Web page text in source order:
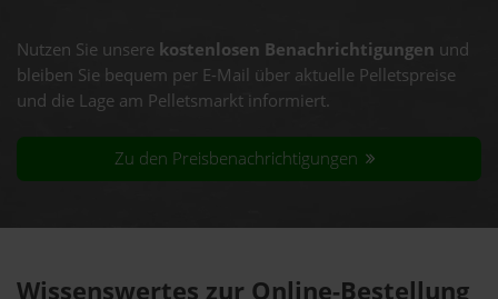
Nutzen Sie unsere kostenlosen Benachrichtigungen und
bleiben Sie bequem per E-Mail über aktuelle Pelletspreise
und die Lage am Pelletsmarkt informiert.
Zu den Preisbenachrichtigungen
Wissenswertes zur Online-Bestellung